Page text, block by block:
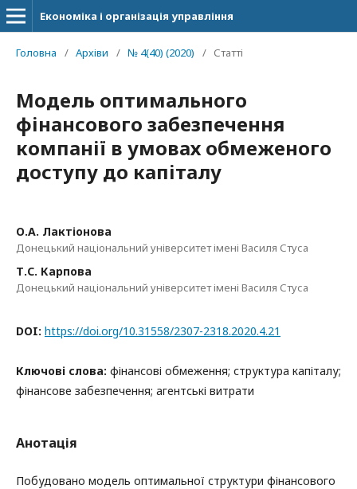
Економіка і організація управління
Головна / Архіви / № 4(40) (2020) / Статті
Модель оптимального
фінансового забезпечення
компанії в умовах обмеженого
доступу до капіталу
О.А. Лактіонова
Донецький національний університет імені Василя Стуса
Т.С. Карпова
Донецький національний університет імені Василя Стуса
DOI: https://doi.org/10.31558/2307-2318.2020.4.21
Ключові слова: фінансові обмеження; структура капіталу;
фінансове забезпечення; агентські витрати
Анотація
Побудовано модель оптимальної структури фінансового